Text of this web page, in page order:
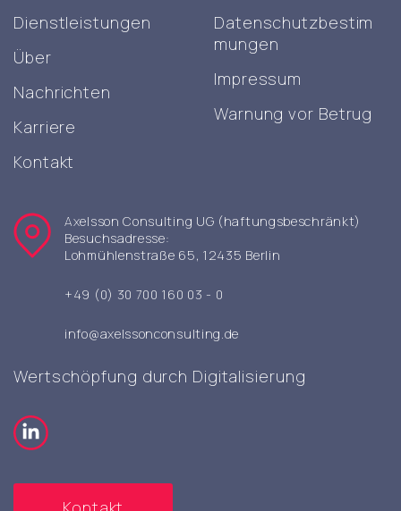
Axelsson Consulting UG (haftungsbeschränkt)
Besuchsadresse:
Lohmühlenstraße 65, 12435 Berlin
+49 (0) 30 700 160 03 - 0
info@axelssonconsulting.de
Dienstleistungen
Über
Nachrichten
Karriere
Kontakt
Datenschutzbestim
mungen
Impressum
Warnung vor Betrug
Wertschöpfung durch Digitalisierung